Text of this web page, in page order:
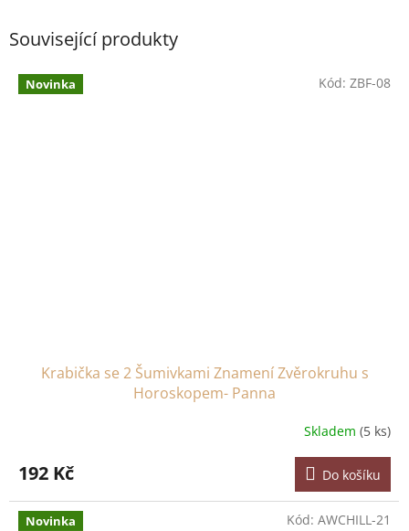
Související produkty
Novinka
Krabička se 2 Šumivkami Znamení Zvěrokruhu s
Horoskopem- Panna
Skladem (5 ks)
192 Kč Do košíku
Kód: ZBF-08
Novinka Kód: AWCHILL-21